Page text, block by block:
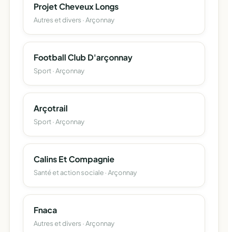
Projet Cheveux Longs
Autres et divers · Arçonnay
Football Club D'arçonnay
Sport · Arçonnay
Arçotrail
Sport · Arçonnay
Calins Et Compagnie
Santé et action sociale · Arçonnay
Fnaca
Autres et divers · Arçonnay